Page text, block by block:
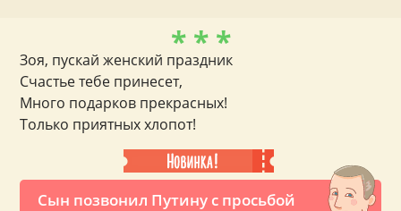
Сын позвонил Путину с просьбой
* * *
Зоя, пускай женский праздник
Счастье тебе принесет,
Много подарков прекрасных!
Только приятных хлопот!